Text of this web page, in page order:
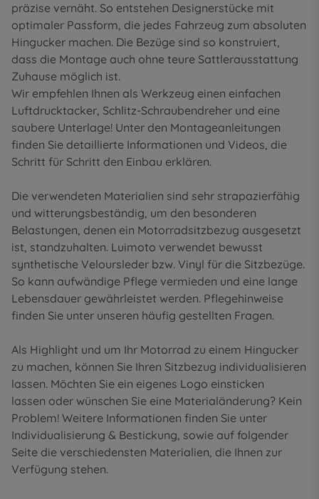
präzise vernäht. So entstehen Designerstücke mit
optimaler Passform, die jedes Fahrzeug zum absoluten
Hingucker machen. Die Bezüge sind so konstruiert,
dass die Montage auch ohne teure Sattlerausstattung
Zuhause möglich ist.
Wir empfehlen Ihnen als Werkzeug einen einfachen
Luftdrucktacker, Schlitz-Schraubendreher und eine
saubere Unterlage! Unter den Montageanleitungen
finden Sie detaillierte Informationen und Videos, die
Schritt für Schritt den Einbau erklären.
Die verwendeten Materialien sind sehr strapazierfähig
und witterungsbeständig, um den besonderen
Belastungen, denen ein Motorradsitzbezug ausgesetzt
ist, standzuhalten. Luimoto verwendet bewusst
synthetische Veloursleder bzw. Vinyl für die Sitzbezüge.
So kann aufwändige Pflege vermieden und eine lange
Lebensdauer gewährleistet werden. Pflegehinweise
finden Sie unter unseren häufig gestellten Fragen.
Als Highlight und um Ihr Motorrad zu einem Hingucker
zu machen, können Sie Ihren Sitzbezug individualisieren
lassen. Möchten Sie ein eigenes Logo einsticken
lassen oder wünschen Sie eine Materialänderung? Kein
Problem! Weitere Informationen finden Sie unter
Individualisierung & Bestickung, sowie auf folgender
Seite die verschiedensten Materialien, die Ihnen zur
Verfügung stehen.